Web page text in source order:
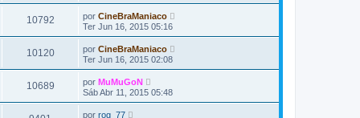
10792 por CineBraManiaco
Ter Jun 16, 2015 05:16
10120 por CineBraManiaco
Ter Jun 16, 2015 02:08
10689 por MuMuGoN
Sáb Abr 11, 2015 05:48
por rog_77